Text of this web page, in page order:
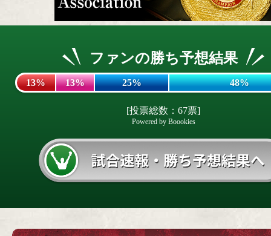
ファンの勝ち予想結果
13% 13% 25% 48%
[投票総数：67票]
Powered by Boookies